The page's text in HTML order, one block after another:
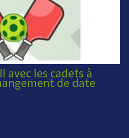
avec les cadets à
de date